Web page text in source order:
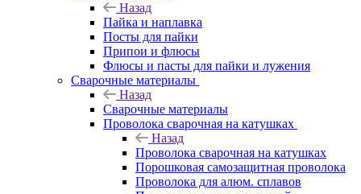
Назад
Пайка и наплавка
Посты для пайки
Припои и флюсы
Флюсы и пасты для пайки и лужения
Сварочные материалы
Назад
Сварочные материалы
Проволока сварочная на катушках
Назад
Проволока сварочная на катушках
Порошковая самозащитная проволока
Проволока для алюм. сплавов